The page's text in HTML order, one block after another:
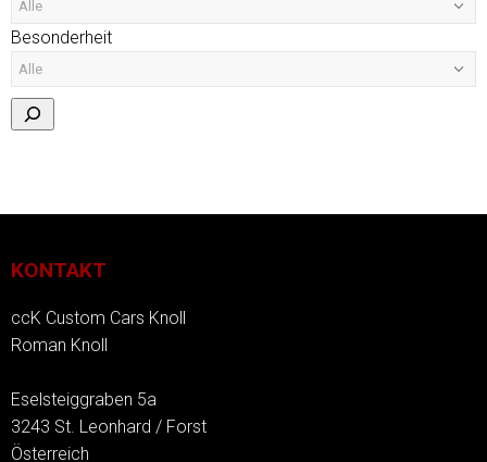
Besonderheit
KONTAKT
ccK Custom Cars Knoll
Roman Knoll
Eselsteiggraben 5a
3243 St. Leonhard / Forst
Österreich